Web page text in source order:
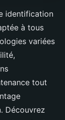
identification
à tous
variées
tout
Découvrez